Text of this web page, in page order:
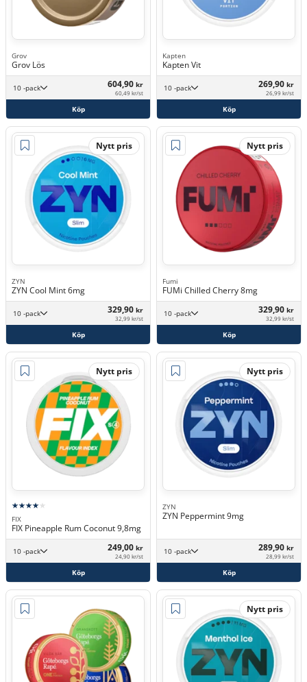
Grov
Grov Lös
10 -pack 604,90 kr
60,49 kr/st
Köp
Kapten
Kapten Vit
10 -pack 269,90 kr
26,99 kr/st
Köp
Nytt pris
ZYN
ZYN Cool Mint 6mg
10 -pack 329,90 kr
32,99 kr/st
Köp
Nytt pris
Fumi
FUMi Chilled Cherry 8mg
10 -pack 329,90 kr
32,99 kr/st
Köp
Nytt pris
FIX
FIX Pineapple Rum Coconut 9,8mg
10 -pack 249,00 kr
24,90 kr/st
Köp
Nytt pris
ZYN
ZYN Peppermint 9mg
10 -pack 289,90 kr
28,99 kr/st
Köp
Nytt pris